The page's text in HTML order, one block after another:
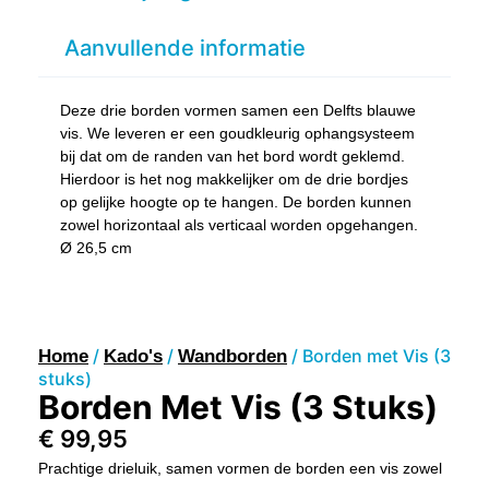
Aanvullende informatie
Deze drie borden vormen samen een Delfts blauwe
vis. We leveren er een goudkleurig ophangsysteem
bij dat om de randen van het bord wordt geklemd.
Hierdoor is het nog makkelijker om de drie bordjes
op gelijke hoogte op te hangen. De borden kunnen
zowel horizontaal als verticaal worden opgehangen.
Ø 26,5 cm
Home / Kado's / Wandborden / Borden met Vis (3
stuks)
Borden Met Vis (3 Stuks)
€ 99,95
Prachtige drieluik, samen vormen de borden een vis zowel